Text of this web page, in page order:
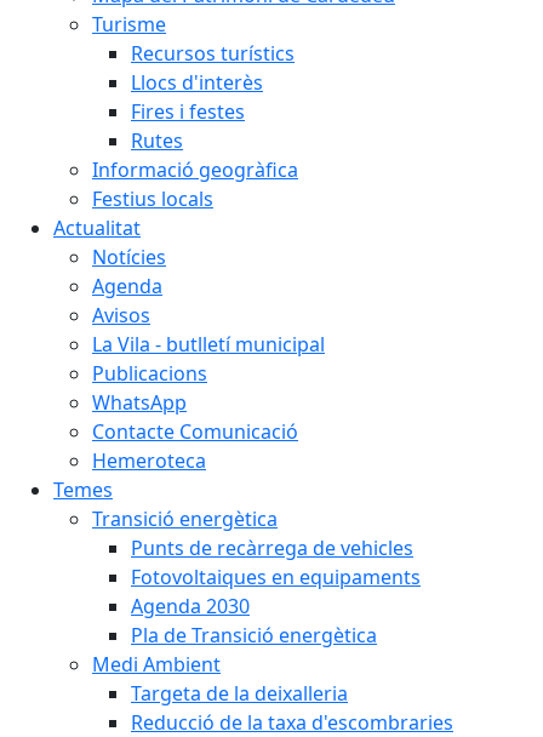
Turisme
Recursos turístics
Llocs d'interès
Fires i festes
Rutes
Informació geogràfica
Festius locals
Actualitat
Notícies
Agenda
Avisos
La Vila - butlletí municipal
Publicacions
WhatsApp
Contacte Comunicació
Hemeroteca
Temes
Transició energètica
Punts de recàrrega de vehicles
Fotovoltaiques en equipaments
Agenda 2030
Pla de Transició energètica
Medi Ambient
Targeta de la deixalleria
Reducció de la taxa d'escombraries